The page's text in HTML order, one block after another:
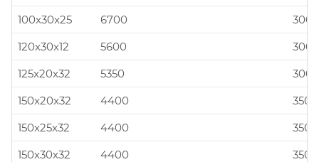
100x30x25
6700
120x30x12
5600
125x20x32
5350
150x20x32
4400
150x25x32
4400
150x30x32
4400